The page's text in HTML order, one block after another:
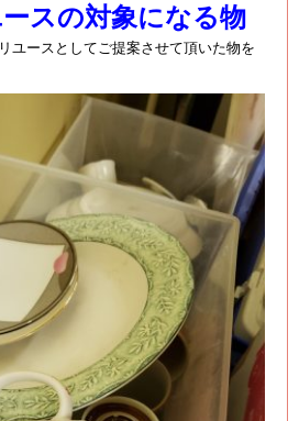
スの対象になる物
ユースとしてご提案させて頂いた物を